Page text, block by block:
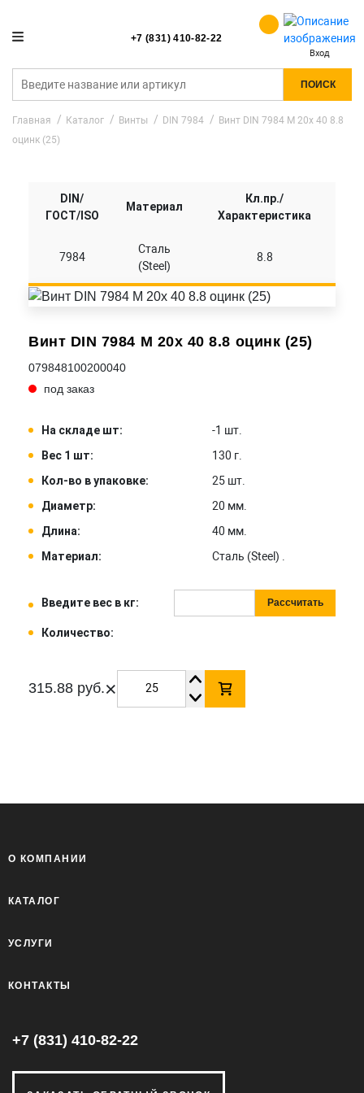
+7 (831) 410-82-22
Вход
ПОИСК
Главная Каталог Винты DIN 7984
Винт DIN 7984 M 20x 40 8.8
оцинк (25)
Винт DIN 7984 M 20x 40 8.8 оцинк (25)
079848100200040
под заказ
На складе шт:
-1 шт.
Вес 1 шт:
130 г.
Кол-во в упаковке:
25 шт.
Диаметр:
20 мм.
Длина:
40 мм.
Материал:
Сталь (Steel) .
Введите вес в кг: Рассчитать
Количество:
315.88 руб.×
DIN/
ГОСТ/ISO
Материал
Кл.пр./
Характеристика
7984
Сталь
(Steel)
8.8
О КОМПАНИИ
КАТАЛОГ
УСЛУГИ
КОНТАКТЫ
+7 (831) 410-82-22